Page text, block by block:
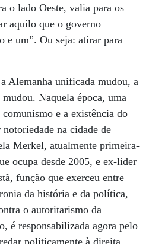
o lado Oeste, valia para os
aquilo que o governo
e um”. Ou seja: atirar para
Alemanha unificada mudou, a
Naquela época, uma
e a existência do
na cidade de
Merkel, atualmente primeira-
ocupa desde 2005, e ex-lider
função que exerceu entre
da história e da política,
o autoritarismo da
é responsabilizada agora pelo
politicamente à direita.